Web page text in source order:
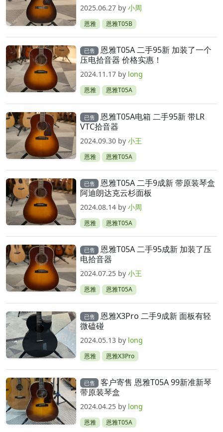
2025.06.27 by小周
恩雅 恩雅T05B
已售
恩雅T05A 二手95新 加装了一个
压电拾音器 价格实惠！
2024.11.17 by long
恩雅 恩雅T05A
已售
恩雅T05A电箱 二手95新 带LR
VTC拾音器
2024.09.30 by小王
恩雅 恩雅T05A
已售
恩雅T05A 二手9成新 带原装琴盒
阿迪朗达克云杉面板
2024.08.14 by小周
恩雅 恩雅T05A
已售
恩雅T05A 二手95成新 加装了压
电拾音器
2024.07.25 by小王
恩雅 恩雅T05A
已售
恩雅X3Pro 二手9成新 面板有轻
微磕碰
2024.05.13 by long
恩雅 恩雅X3Pro
已售
客户寄售 恩雅T05A 99新准新琴
带原装琴盒
2024.04.25 by long
恩雅 恩雅T05A